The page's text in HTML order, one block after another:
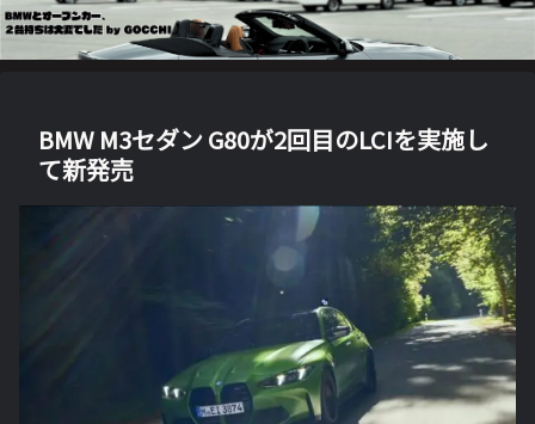
BMW M3セダン G80が2回目のLCIを実施し
て新発売